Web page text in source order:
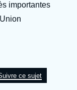
importantes
ce sujet